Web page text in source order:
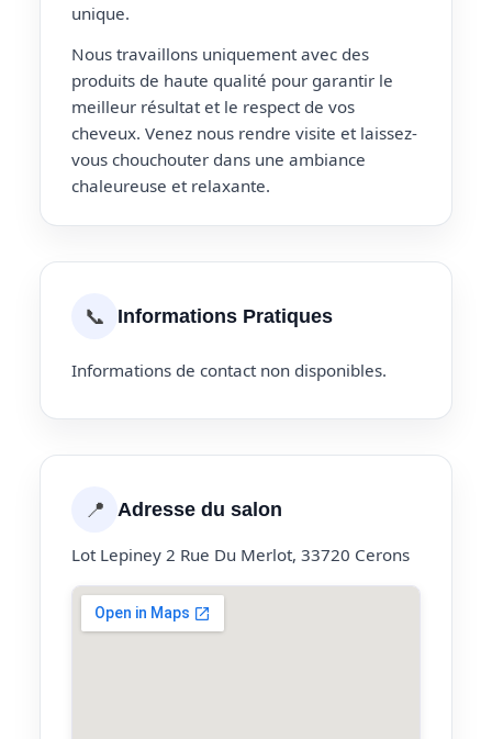
unique.
Nous travaillons uniquement avec des
produits de haute qualité pour garantir le
meilleur résultat et le respect de vos
cheveux. Venez nous rendre visite et laissez-
vous chouchouter dans une ambiance
chaleureuse et relaxante.
📞 Informations Pratiques
Informations de contact non disponibles.
📍 Adresse du salon
Lot Lepiney 2 Rue Du Merlot, 33720 Cerons